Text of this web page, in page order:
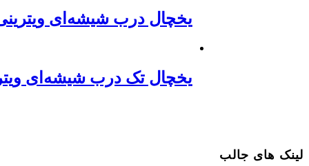
یخچال درب شیشه‌ای ویترینی
یخچال تک درب شیشه‌ای ویترینی
های جالب